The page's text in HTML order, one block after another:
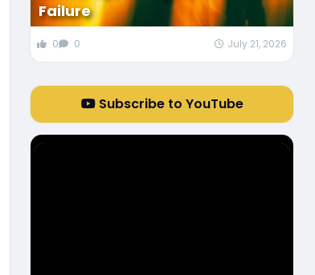
Failure
0 0 July 21, 2026
Subscribe to YouTube